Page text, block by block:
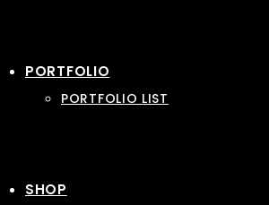
PORTFOLIO
PORTFOLIO LIST
SHOP